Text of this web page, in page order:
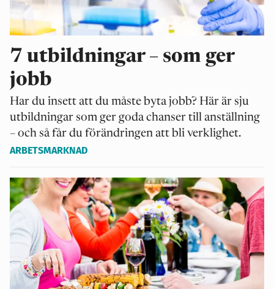
7 utbildningar – som ger
jobb
Har du insett att du måste byta jobb? Här är sju
utbildningar som ger goda chanser till anställning
– och så får du förändringen att bli verklighet.
ARBETSMARKNAD